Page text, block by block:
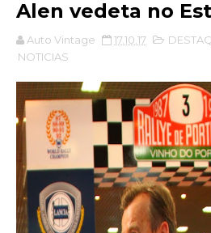
Alen vedeta no
Auto Vintage 17.10.17
NOTICIAS